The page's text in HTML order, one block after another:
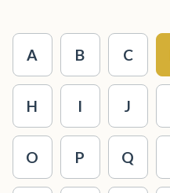
A B C
H I J
O P Q